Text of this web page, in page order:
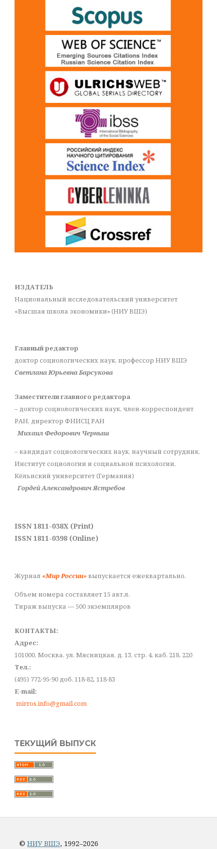
ИЗДАТЕЛЬ
Национальный исследовательский университет
«Высшая школа экономики» (НИУ ВШЭ)
Главный редактор
доктор социологических наук, профессор НИУ ВШЭ
Светлана Юрьевна Барсукова
Заместители главного редактора
– доктор социологических наук, член-корреспондент
РАН, директор ФНИСЦ РАН
Михаил Федорович Черныш
– кандидат социологических наук, научный сотрудник,
Институт социологии и социальной психологии,
Кёльнский университет (Германия)
Гордей Александрович Ястребов
ISSN 1811-038X (Print)
ISSN 1811-0398 (Online)
Журнал «Мир России»выпускается ежеквартально.
Объем номера составляет 15 авт.л.
Тираж выпуска — 500 экземпляров
КОНТАКТЫ:
Адрес:
101000, Москва, ул. Мясницкая, д. 13, стр. 4, каб. 218, 220
Тел.:
(495) 772-95-90 доб. 118-82, 118-83
E-mail:
mirros.info@gmail.com
ТЕКУЩИЙ ВЫПУСК
© НИУ ВШЭ, 1992–2026